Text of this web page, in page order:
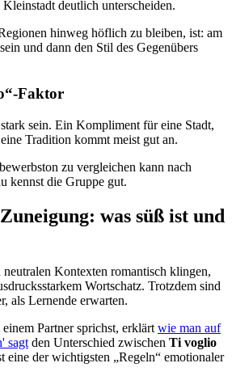
deutlich unterscheiden.
hinweg höflich zu bleiben, ist: am
und dann den Stil des Gegenübers
Faktor
sein. Ein Kompliment für eine Stadt,
Tradition kommt meist gut an.
zu vergleichen kann nach
kennst die Gruppe gut.
was süß ist und
Kontexten romantisch klingen,
Wortschatz. Trotzdem sind
als Lernende erwarten.
Partner sprichst, erklärtwie man auf
sagtden Unterschied zwischen Ti voglio
eine der wichtigsten „Regeln“ emotionaler